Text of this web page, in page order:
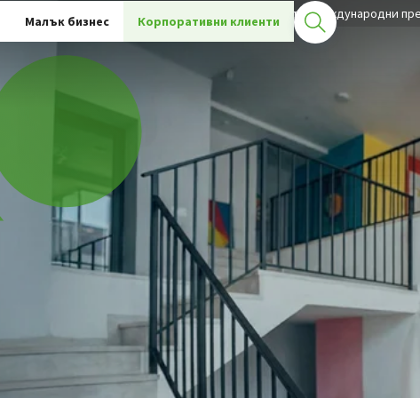
Малък бизнес Корпоративни клиенти
Корпоративни клиенти - продукти Кеш мениджмънт Международни